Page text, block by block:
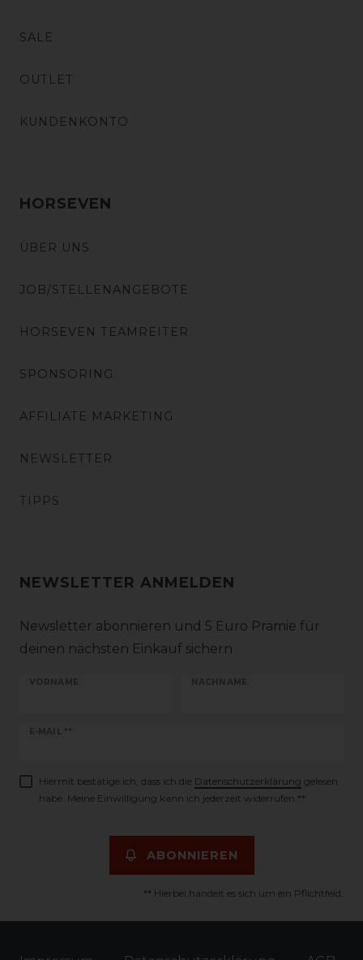
SALE
OUTLET
KUNDENKONTO
HORSEVEN
ÜBER UNS
JOB/STELLENANGEBOTE
HORSEVEN TEAMREITER
SPONSORING
AFFILIATE MARKETING
NEWSLETTER
TIPPS
NEWSLETTER ANMELDEN
Newsletter abonnieren und 5 Euro Prämie für
deinen nächsten Einkauf sichern
VORNAME NACHNAME
E-MAIL **
Newsletter
Hiermit bestätige ich, dass ich die Daten­schutz­erklärung gelesen
habe. Meine Einwilligung kann ich jederzeit widerrufen.**
ABONNIEREN
** Hierbei handelt es sich um ein Pflichtfeld.